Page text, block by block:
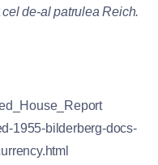
cel de-al patrulea Reich.
1955-bilderberg-docs-